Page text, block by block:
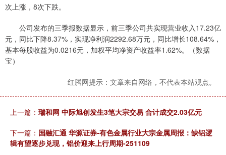
次上涨，8次下跌。
公司发布的三季报数据显示，前三季公司共实现营业收入17.23亿
元，同比下降8.37%，实现净利润2292.68万元，同比增长108.64%，
基本每股收益为0.0216元，加权平均净资产收益率1.62%。（数据
宝）
红腾网提示：文章来自网络，不代表本站观点。
上一篇： 瑞和网 中际旭创发生3笔大宗交易 合计成交2.03亿元
下一篇： 国融汇通 华源证券-有色金属行业大宗金属周报：缺铝逻
辑有望逐步兑现，铝价迎来上行周期-251109